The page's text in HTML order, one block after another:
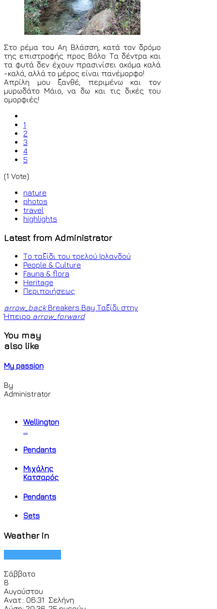
Στο ρέμα του Αη Βλάσση, κατά τον δρόμο
της επιστροφής προς Βόλο: Τα δέντρα και
τα φυτά δεν έχουν πρασινίσει ακόμα καλά
-καλά, αλλά το μέρος είναι πανέμορφο!
Απρίλη μου ξανθέ, περιμένω και τον
μυρωδάτο Μάιο, να δω και τις δικές του
ομορφιές!
1
2
3
4
5
(1 Vote)
nature
photos
travel
highlights
Latest from Administrator
Το ταξίδι του τρελού Ιρλανδού
People & Culture
Fauna & flora
Heritage
Περιποιήσεως
arrow_backBreakers Bay Ταξίδι στην
Ήπειρο arrow_forward
You may
also like
My passion
By
Administrator
Wellington
...
Pendants
Μιχάλης
Κατσαρός
Pendants
Sets
Weather in
Σάββατο
8
Αυγούστου
Ανατ.: 06:31 Σελήνη